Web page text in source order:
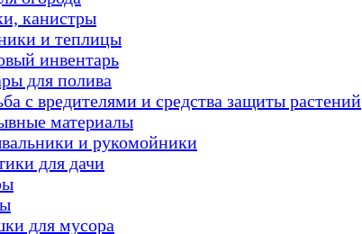
канистры
и теплицы
инвентарь
для полива
с вредителями и средства защиты растений
материалы
и рукомойники
для дачи
для мусора